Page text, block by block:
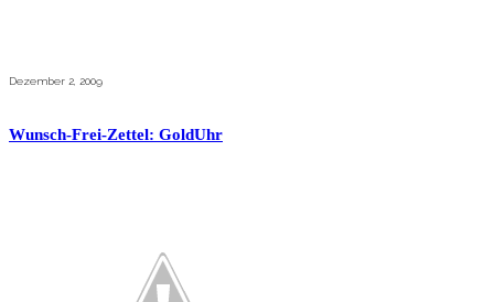
Dezember 2, 2009
Wunsch-Frei-Zettel: GoldUhr